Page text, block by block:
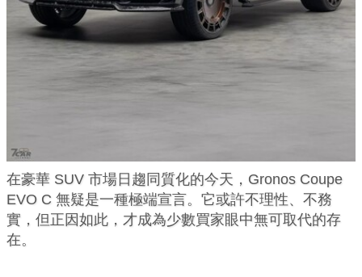
在豪華 SUV 市場日趨同質化的今天，Gronos Coupe
EVO C 無疑是一種極端宣言。它或許不理性、不務
實，但正因如此，才成為少數買家眼中無可取代的存
在。